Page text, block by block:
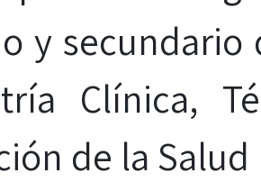
y secundario
Clínica,
de la